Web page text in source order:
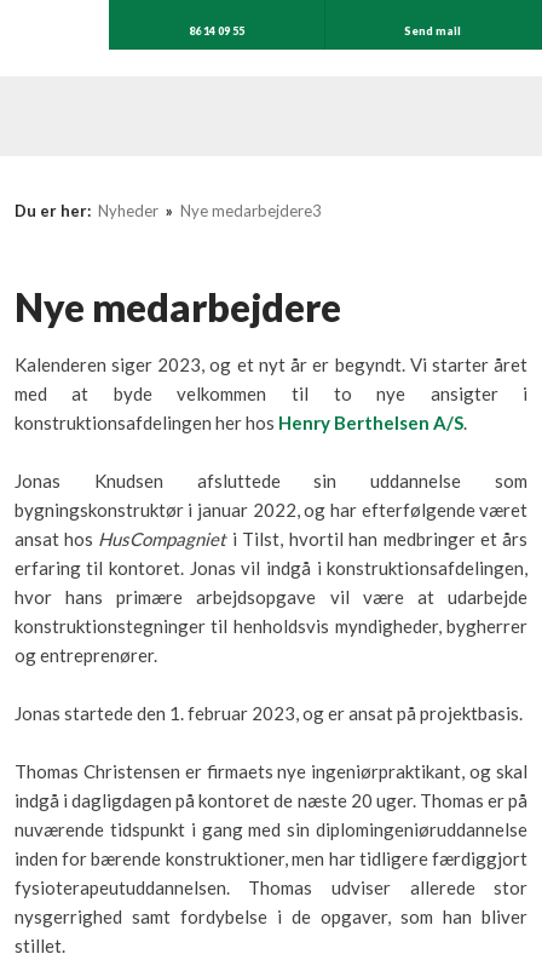
86 14 09 55 Send mail
Du er her: Nyheder » Nye medarbejdere3
Nye medarbejdere
Kalenderen siger 2023, og et nyt år er begyndt. Vi starter året
med at byde velkommen til to nye ansigter i
konstruktionsafdelingen her hos Henry Berthelsen A/S.
Jonas Knudsen afsluttede sin uddannelse som
bygningskonstruktør i januar 2022, og har efterfølgende været
ansat hos HusCompagnieti Tilst, hvortil han medbringer et års
erfaring til kontoret. Jonas vil indgå i konstruktionsafdelingen,
hvor hans primære arbejdsopgave vil være at udarbejde
konstruktionstegninger til henholdsvis myndigheder, bygherrer
og entreprenører.
Jonas startede den 1. februar 2023, og er ansat på projektbasis.
Thomas Christensen er firmaets nye ingeniørpraktikant, og skal
indgå i dagligdagen på kontoret de næste 20 uger. Thomas er på
nuværende tidspunkt i gang med sin diplomingeniøruddannelse
inden for bærende konstruktioner, men har tidligere færdiggjort
fysioterapeutuddannelsen. Thomas udviser allerede stor
nysgerrighed samt fordybelse i de opgaver, som han bliver
stillet.